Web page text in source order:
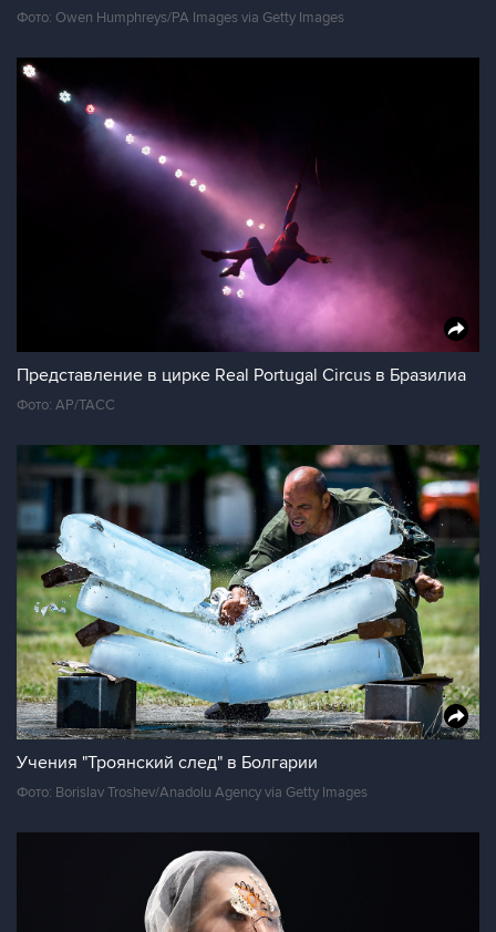
Фото: Owen Humphreys/PA Images via Getty Images
Представление в цирке Real Portugal Circus в Бразилиа
Фото: АР/ТАСС
Учения "Троянский след" в Болгарии
Фото: Borislav Troshev/Anadolu Agency via Getty Images